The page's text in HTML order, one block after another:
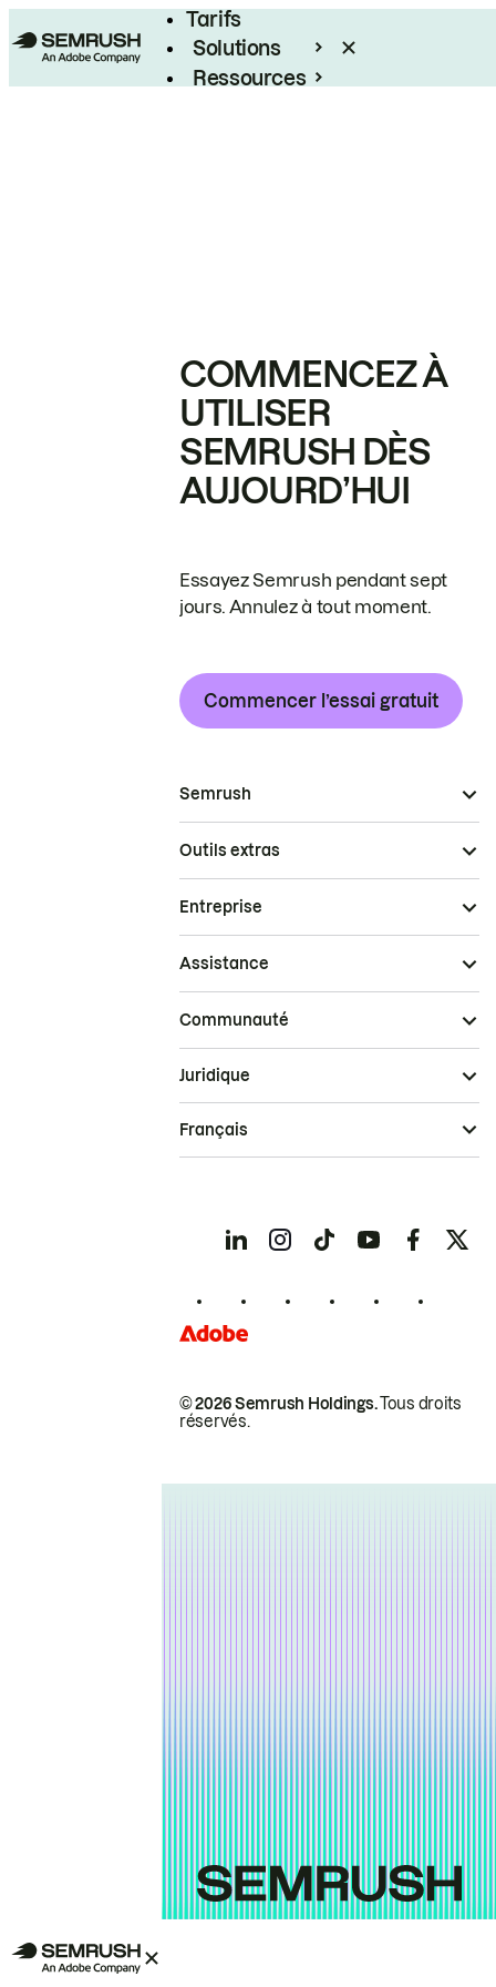
Tarifs
Solutions
Ressources
COMMENCEZ À
UTILISER
SEMRUSH DÈS
AUJOURD’HUI
Essayez Semrush pendant sept
jours. Annulez à tout moment.
Commencer l’essai gratuit
Semrush
Outils extras
Entreprise
Assistance
Communauté
© 2026 Semrush Holdings.Tous droits
réservés.
Juridique
Français